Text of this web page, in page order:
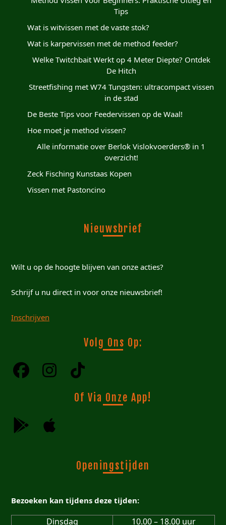
Tips
Wat is witvissen met de vaste stok?
Wat is karpervissen met de method feeder?
Welke Twitchbait Werkt op 4 Meter Diepte? Ontdek
De Hitch
Streetfishing met W74 Tungsten: ultracompact vissen
in de stad
De Beste Tips voor Feedervissen op de Waal!
Hoe moet je method vissen?
Alle informatie over Berlok Vislokvoerders® in 1
overzicht!
Zeck Fisching Kunstaas Kopen
Vissen met Pastoncino
Nieuwsbrief
Wilt u op de hoogte blijven van onze acties?
Schrijf u nu direct in voor onze nieuwsbrief!
Inschrijven
Volg Ons Op:
Of Via Onze App!
Openingstijden
Bezoeken kan tijdens deze tijden:
Dinsdag
10.00 – 18.00 uur